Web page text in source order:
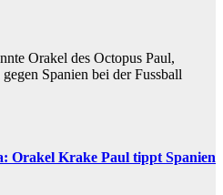
Orakel des Octopus Paul,
Spanien bei der Fussball
Orakel Krake Paul tippt Spanien